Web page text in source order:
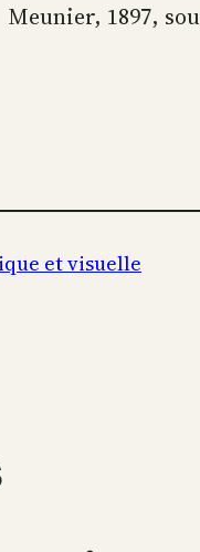
Meunier, 1897,
et visuelle